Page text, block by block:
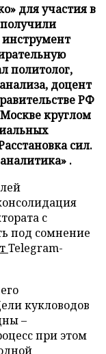
для участия в
инструмент
политолог,
доцент
РФ
круглом
сил.
.
с
под сомнение
Telegram-
кукловодов
–
при этом